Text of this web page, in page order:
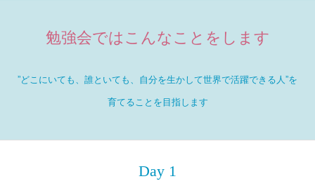
勉強会ではこんなことをします
”どこにいても、誰といても、自分を生かして世界で活躍できる人”を
育てることを目指します
Day 1